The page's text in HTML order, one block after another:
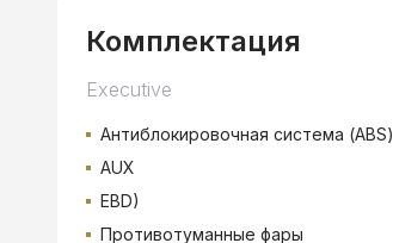
Комплектация
Executive
Антиблокировочная система (ABS)
AUX
EBD)
Противотуманные фары